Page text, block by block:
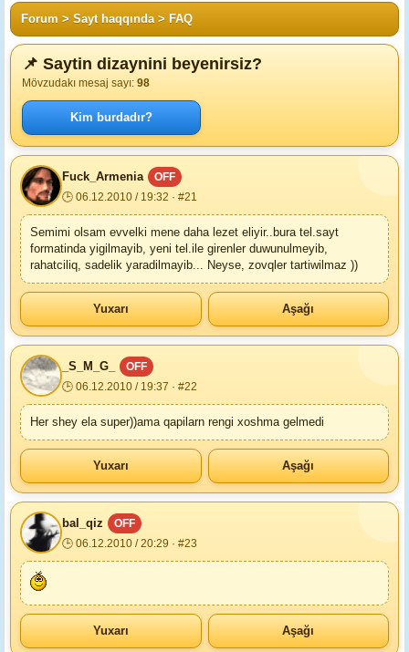
Forum > Sayt haqqında> FAQ
📌 Saytin dizaynini beyenirsiz?
Mövzudakı mesaj sayı: 98
Kim burdadır?
Fuck_Armenia
OFF
🕒 06.12.2010 / 19:32 · #21
Semimi olsam evvelki mene daha lezet eliyir..bura tel.sayt
formatinda yigilmayib, yeni tel.ile girenler duwunulmeyib,
rahatciliq, sadelik yaradilmayib... Neyse, zovqler tartiwilmaz ))
Yuxarı Aşağı
_S_M_G_
OFF
🕒 06.12.2010 / 19:37 · #22
Her shey ela super))ama qapilarn rengi xoshma gelmedi
Yuxarı Aşağı
bal_qiz
OFF
🕒 06.12.2010 / 20:29 · #23
Yuxarı Aşağı